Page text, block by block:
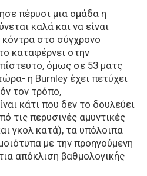
πέρυσι μια ομάδα η
καλά και να είναι
στο σύγχρονο
καταφέρνει στην
όμως σε 53 ματς
η Burnley έχει πετύχει
τον τρόπο,
κάτι που δεν το δουλεύει
τις περυσινές αμυντικές
γκολ κατά), τα υπόλοιπα
με την προηγούμενη
απόκλιση βαθμολογικής